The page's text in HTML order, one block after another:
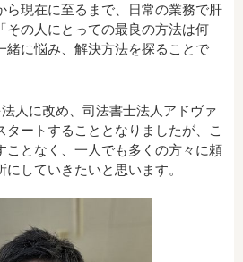
土地」で検索
せ 令和 ３年１２月２９日（水）
せ 令和 ２年１２月２９日（火）
ら現在に至るまで、日常の業務で肝
その人にとっての最良の方法は何
緒に悩み、解決方法を探ることで
人に改め、司法書士法人アドヴァ
タートすることとなりましたが、こ
ことなく、一人でも多くの方々に頼
していきたいと思います。